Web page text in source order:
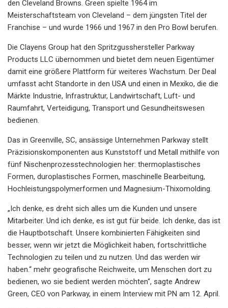
den Cleveland Browns. Green spielte 1964 im
Meisterschaftsteam von Cleveland – dem jüngsten Titel der
Franchise – und wurde 1966 und 1967 in den Pro Bowl berufen.
Die Clayens Group hat den Spritzgusshersteller Parkway
Products LLC übernommen und bietet dem neuen Eigentümer
damit eine größere Plattform für weiteres Wachstum. Der Deal
umfasst acht Standorte in den USA und einen in Mexiko, die die
Märkte Industrie, Infrastruktur, Landwirtschaft, Luft- und
Raumfahrt, Verteidigung, Transport und Gesundheitswesen
bedienen.
Das in Greenville, SC, ansässige Unternehmen Parkway stellt
Präzisionskomponenten aus Kunststoff und Metall mithilfe von
fünf Nischenprozesstechnologien her: thermoplastisches
Formen, duroplastisches Formen, maschinelle Bearbeitung,
Hochleistungspolymerformen und Magnesium-Thixomolding.
„Ich denke, es dreht sich alles um die Kunden und unsere
Mitarbeiter. Und ich denke, es ist gut für beide. Ich denke, das ist
die Hauptbotschaft. Unsere kombinierten Fähigkeiten sind
besser, wenn wir jetzt die Möglichkeit haben, fortschrittliche
Technologien zu teilen und zu nutzen. Und das werden wir
haben.“ mehr geografische Reichweite, um Menschen dort zu
bedienen, wo sie bedient werden möchten“, sagte Andrew
Green, CEO von Parkway, in einem Interview mit PN am 12. April.